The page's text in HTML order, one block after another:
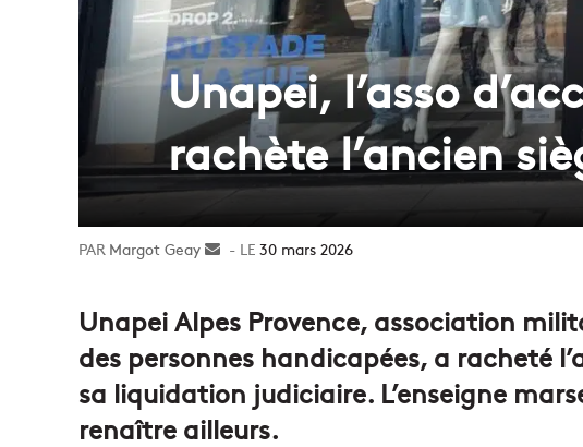
Unapei, l’asso
rachète l’ancien
Margot Geay
Envoyer30 mars 2026
Unapei Alpes Provence, association
des personnes handicapées, a racheté
sa liquidation judiciaire. L’enseigne
renaître ailleurs.